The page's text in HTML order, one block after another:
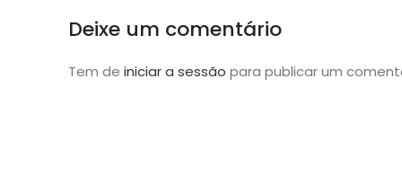
Deixe um comentário
Tem de iniciar a sessão para publicar um